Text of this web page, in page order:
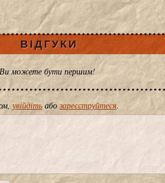
ВІДГУКИ
Ви можете бути першим!
увійдіть абозареєструйтеся.